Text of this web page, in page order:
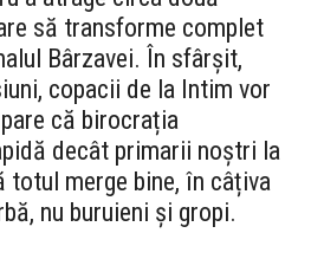
să transforme complet
Bârzavei. În sfârșit,
copacii de la Intim vor
că birocrația
decât primarii noștri la
totul merge bine, în câțiva
nu buruieni și gropi.